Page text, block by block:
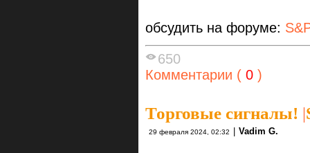
обсудить на форуме:
650
Комментарии ( 0 )
Торговые сигналы! |
29 февраля 2024, 02:32 | Vadim G.